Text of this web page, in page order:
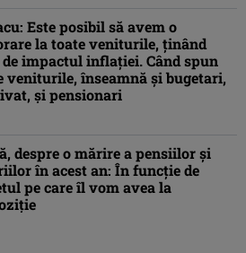
Este posibil să avem o
la toate veniturile, ţinând
impactul inflaţiei. Când spun
veniturile, înseamnă şi bugetari,
şi pensionari
despre o mărire a pensiilor şi
în acest an: În funcţie de
pe care îl vom avea la